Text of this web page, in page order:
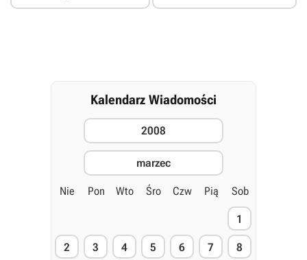
Kalendarz Wiadomości
2008
marzec
Nie Pon Wto Śro Czw Pią Sob
1
2 3 4 5 6 7 8